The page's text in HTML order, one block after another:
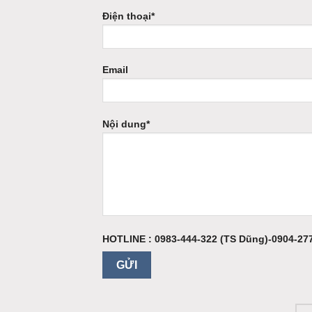
Điện thoại*
Email
Nội dung*
HOTLINE : 0983-444-322 (TS Dũng)-0904-